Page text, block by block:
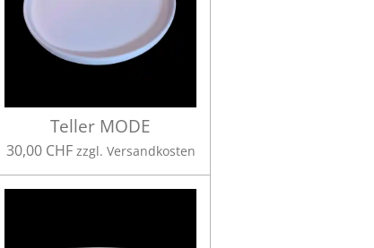
Teller MODE
30,00 CHF zzgl. Versandkosten